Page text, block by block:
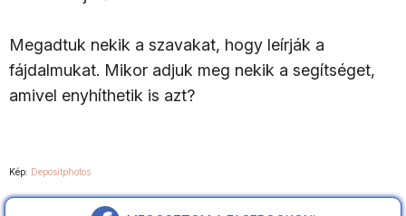
Megadtuk nekik a szavakat, hogy leírják a
fájdalmukat. Mikor adjuk meg nekik a segítséget,
amivel enyhíthetik is azt?
Kép: Depositphotos